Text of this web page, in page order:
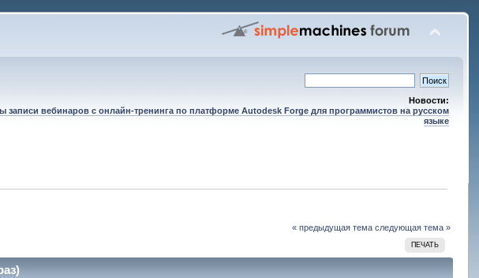
Новости:
записи вебинаров с онлайн-тренинга по платформе Autodesk Forge для программистов на русском
языке
« предыдущая тема следующая тема »
ПЕЧАТЬ